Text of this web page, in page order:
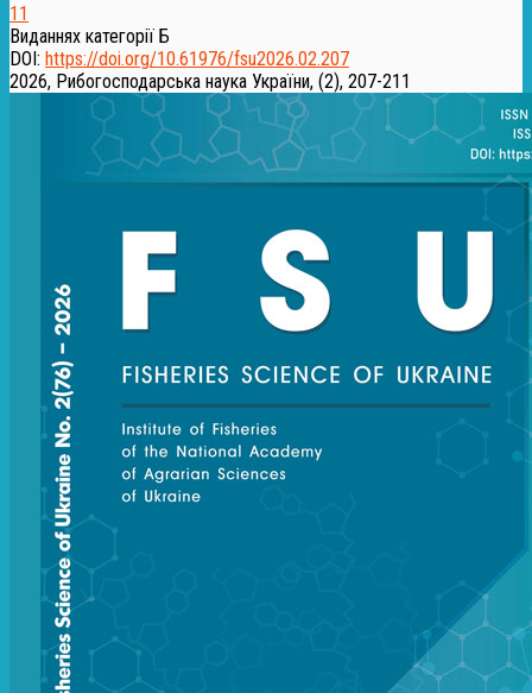
11
Виданнях категорії Б
DOI: https://doi.org/10.61976/fsu2026.02.207
2026, Рибогосподарська наука України, (2), 207-211